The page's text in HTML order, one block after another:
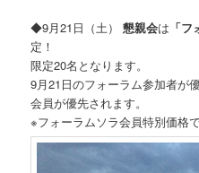
◆9月21日（土） 懇親会は 「
定！
限定20名となります。
9月21日のフォーラム参加者が
会員が優先されます。
※フォーラムソラ会員特別価格